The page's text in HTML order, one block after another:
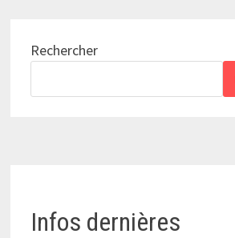
Rechercher
Infos dernières